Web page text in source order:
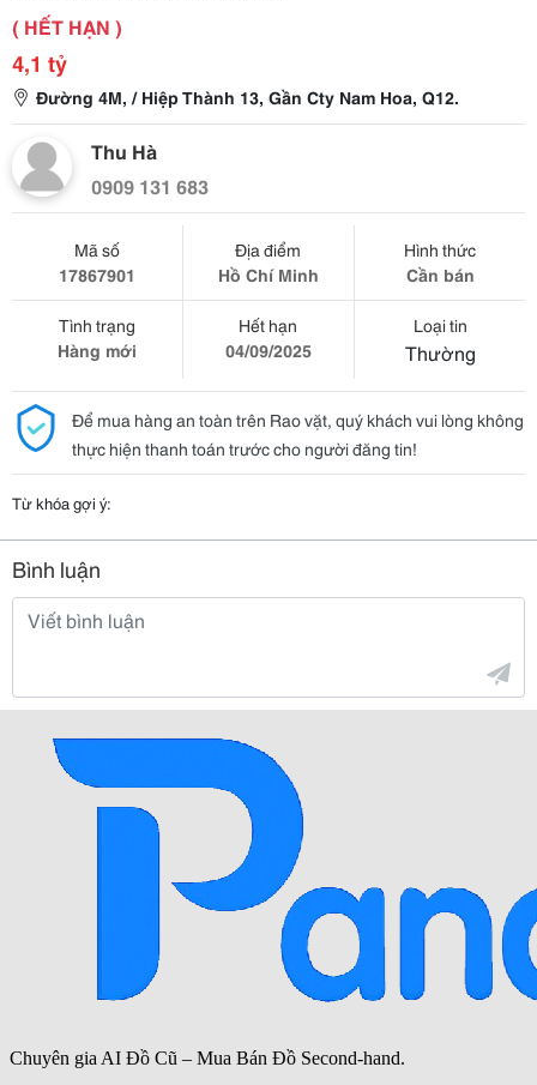
( HẾT HẠN )
4,1 tỷ
Đường 4M, / Hiệp Thành 13, Gần Cty Nam Hoa, Q12.
Thu Hà
0909 131 683
Mã số
17867901
Địa điểm
Hồ Chí Minh
Hình thức
Cần bán
Tình trạng
Hàng mới
Hết hạn
04/09/2025
Loại tin
Thường
Để mua hàng an toàn trên Rao vặt, quý khách vui lòng không
thực hiện thanh toán trước cho người đăng tin!
Từ khóa gợi ý:
Bình luận